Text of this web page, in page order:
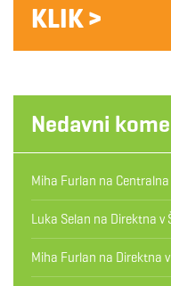
KLIK >
Nedavni
Miha Furlan na
Luka Selan na Direktna v
Miha Furlan na Direktna